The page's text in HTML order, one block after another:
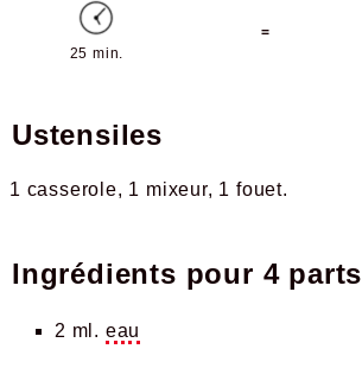
25 min.
=
Ustensiles
1 casserole 1 mixeur 1 fouet
Ingrédients pour 4 parts
2 ml. eau